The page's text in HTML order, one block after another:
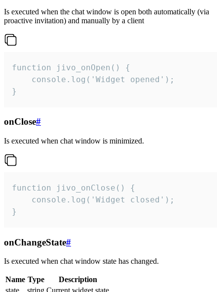
Is executed when the chat window is open both automatically (via
proactive invitation) and manually by a client
function jivo_onOpen() {
    console.log('Widget opened');
}
onClose#
Is executed when chat window is minimized.
function jivo_onClose() {
    console.log('Widget closed');
}
onChangeState#
Is executed when chat window state has changed.
Name Type
Description